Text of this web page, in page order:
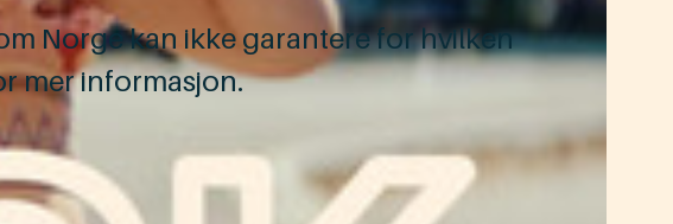
Norge kan ikke garantere for hvilken
mer informasjon.